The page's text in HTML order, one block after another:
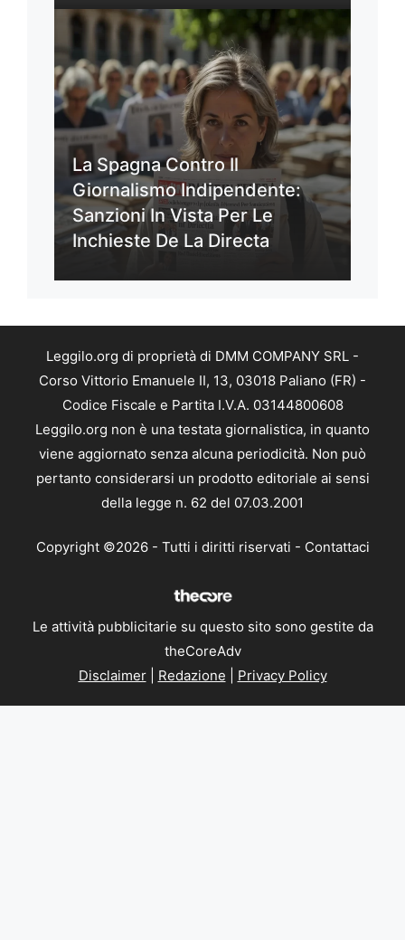
La Spagna Contro Il
Giornalismo Indipendente:
Sanzioni In Vista Per Le
Inchieste De La Directa
Leggilo.org di proprietà di DMM COMPANY SRL -
Corso Vittorio Emanuele II, 13, 03018 Paliano (FR) -
Codice Fiscale e Partita I.V.A. 03144800608
Leggilo.org non è una testata giornalistica, in quanto
viene aggiornato senza alcuna periodicità. Non può
pertanto considerarsi un prodotto editoriale ai sensi
della legge n. 62 del 07.03.2001
Copyright ©2026 - Tutti i diritti riservati - Contattaci
Le attività pubblicitarie su questo sito sono gestite da
theCoreAdv
Disclaimer| Redazione Privacy Policy